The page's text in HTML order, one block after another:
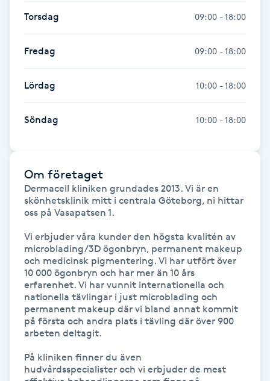
Megavolymfransar
Melasma
Mesoterapi
MicroPen
Microshading
Mixfransar
Nagelförlängning
Nagelförlängning akryl
Nagelförlängning gelé
Nagelförlängning glasfiber
Nagelförlängning silke
Torsdag 09:00 - 18:00
Fredag 09:00 - 18:00
Lördag 10:00 - 18:00
Söndag 10:00 - 18:00
Om företaget
Dermacell kliniken grundades 2013. Vi är en
skönhetsklinik mitt i centrala Göteborg, ni hittar
oss på Vasapatsen 1.
Vi erbjuder våra kunder den högsta kvalitén av
microblading/3D ögonbryn, permanent makeup
och medicinsk pigmentering. Vi har utfört över
10 000 ögonbryn och har mer än 10 års
erfarenhet. Vi har vunnit internationella och
nationella tävlingar i just microblading och
permanent makeup där vi bland annat kommit
på första och andra plats i tävling där över 900
arbeten deltagit.
På kliniken finner du även
hudvårdsspecialister och vi erbjuder de mest